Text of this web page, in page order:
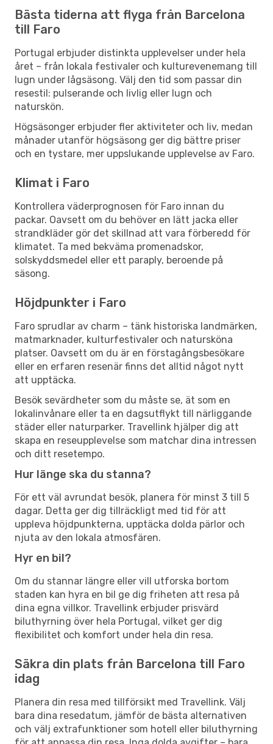
Bästa tiderna att flyga från Barcelona
till Faro
Portugal erbjuder distinkta upplevelser under hela
året – från lokala festivaler och kulturevenemang till
lugn under lågsäsong. Välj den tid som passar din
resestil: pulserande och livlig eller lugn och
naturskön.
Högsäsonger erbjuder fler aktiviteter och liv, medan
månader utanför högsäsong ger dig bättre priser
och en tystare, mer uppslukande upplevelse av Faro.
Klimat i Faro
Kontrollera väderprognosen för Faro innan du
packar. Oavsett om du behöver en lätt jacka eller
strandkläder gör det skillnad att vara förberedd för
klimatet. Ta med bekväma promenadskor,
solskyddsmedel eller ett paraply, beroende på
säsong.
Höjdpunkter i Faro
Faro sprudlar av charm – tänk historiska landmärken,
matmarknader, kulturfestivaler och natursköna
platser. Oavsett om du är en förstagångsbesökare
eller en erfaren resenär finns det alltid något nytt
att upptäcka.
Besök sevärdheter som du måste se, ät som en
lokalinvånare eller ta en dagsutflykt till närliggande
städer eller naturparker. Travellink hjälper dig att
skapa en reseupplevelse som matchar dina intressen
och ditt resetempo.
Hur länge ska du stanna?
För ett väl avrundat besök, planera för minst 3 till 5
dagar. Detta ger dig tillräckligt med tid för att
uppleva höjdpunkterna, upptäcka dolda pärlor och
njuta av den lokala atmosfären.
Hyr en bil?
Om du stannar längre eller vill utforska bortom
staden kan hyra en bil ge dig friheten att resa på
dina egna villkor. Travellink erbjuder prisvärd
biluthyrning över hela Portugal, vilket ger dig
flexibilitet och komfort under hela din resa.
Säkra din plats från Barcelona till Faro
idag
Planera din resa med tillförsikt med Travellink. Välj
bara dina resedatum, jämför de bästa alternativen
och välj extrafunktioner som hotell eller biluthyrning